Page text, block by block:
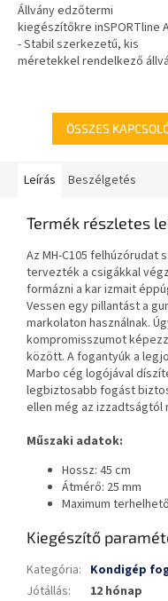
Állvány edzőtermi
kiegészítőkre inSPORTline
- Stabil szerkezetű, kis
méretekkel rendelkező
ÖSSZES
Leírás Beszélgetés
Termék részletes
Az MH-C105
tervezték a csigákkal
formázni a kar izmait
Vessen egy pillantást a
markolaton használnak.
kompromisszumot
között. A fogantyúk a
Marbo cég logójával
legbiztosabb fogást
ellen még az
Műszaki adatok:
Hossz: 45 cm
Átmérő: 25 mm
Maximum
Kiegészítő
Kategória: Kondigép
Jótállás:
12 hónap